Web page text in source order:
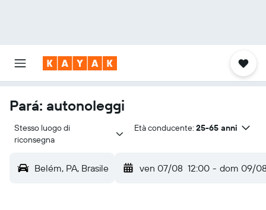
Pará: autonoleggi
Stesso luogo di
riconsegna
Età conducente: 25-65 anni
Belém, PA, Brasile ven 07/08 12:00 - dom 09/